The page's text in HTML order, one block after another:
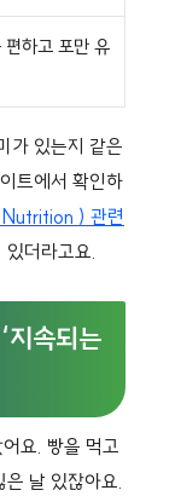
편하고 포만 유
가 있는지 같은
트에서 확인하
) 관련
더라고요.
속되는
요. 빵을 먹고
날 있잖아요.